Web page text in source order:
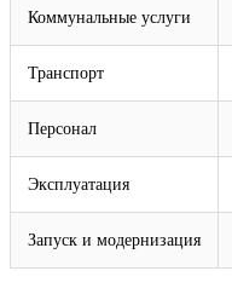
Коммунальные услуги
Транспорт
Персонал
Эксплуатация
Запуск и модернизация